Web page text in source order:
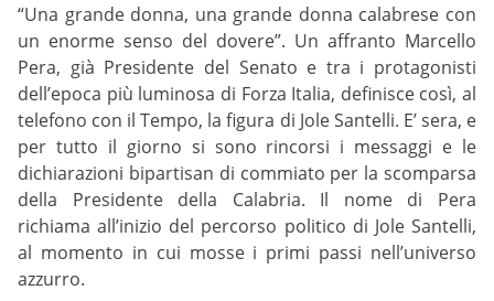
“Una grande donna, una grande donna calabrese con
un enorme senso del dovere”. Un affranto Marcello
Pera, già Presidente del Senato e tra i protagonisti
dell’epoca più luminosa di Forza Italia, definisce così, al
telefono con il Tempo, la figura di Jole Santelli. E’ sera, e
per tutto il giorno si sono rincorsi i messaggi e le
dichiarazioni bipartisan di commiato per la scomparsa
della Presidente della Calabria. Il nome di Pera
richiama all’inizio del percorso politico di Jole Santelli,
al momento in cui mosse i primi passi nell’universo
azzurro.